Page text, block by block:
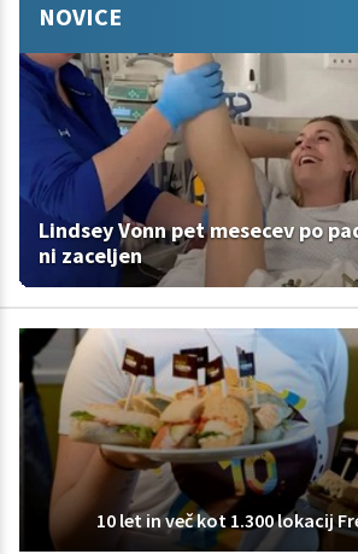
NOVICE
Lindsey Vonn pet mesecev po
ni zaceljen
10 let in več kot 1.300 lokacij